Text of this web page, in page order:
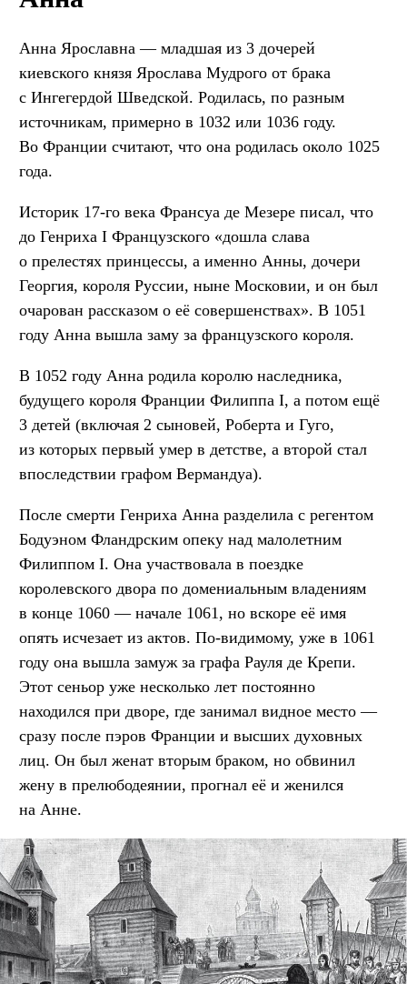
Анна Ярославна — младшая из 3 дочерей
киевского князя Ярослава Мудрого от брака
с Ингегердой Шведской. Родилась, по разным
источникам, примерно в 1032 или 1036 году.
Во Франции считают, что она родилась около 1025
года.
Историк 17-го века Франсуа де Мезере писал, что
до Генриха I Французского «дошла слава
о прелестях принцессы, а именно Анны, дочери
Георгия, короля Руссии, ныне Московии, и он был
очарован рассказом о её совершенствах». В 1051
году Анна вышла заму за французского короля.
В 1052 году Анна родила королю наследника,
будущего короля Франции Филиппа I, а потом ещё
3 детей (включая 2 сыновей, Роберта и Гуго,
из которых первый умер в детстве, а второй стал
впоследствии графом Вермандуа).
После смерти Генриха Анна разделила с регентом
Бодуэном Фландрским опеку над малолетним
Филиппом I. Она участвовала в поездке
королевского двора по домениальным владениям
в конце 1060 — начале 1061, но вскоре её имя
опять исчезает из актов. По-видимому, уже в 1061
году она вышла замуж за графа Рауля де Крепи.
Этот сеньор уже несколько лет постоянно
находился при дворе, где занимал видное место —
сразу после пэров Франции и высших духовных
лиц. Он был женат вторым браком, но обвинил
жену в прелюбодеянии, прогнал её и женился
на Анне.